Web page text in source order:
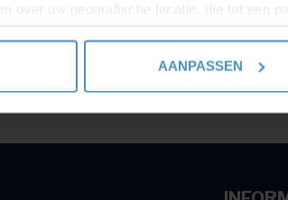
over uw geografische locatie, die tot een
door het actief te scannen op
wijzigen of intrekken in de Cookieverklaring.
Ook delen we informatie over uw gebruik
AANPASSEN